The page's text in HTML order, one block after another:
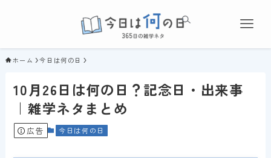
ホーム 今日は何の日
10月26日は何の日？記念日・出来事
｜雑学ネタまとめ
広告 今日は何の日